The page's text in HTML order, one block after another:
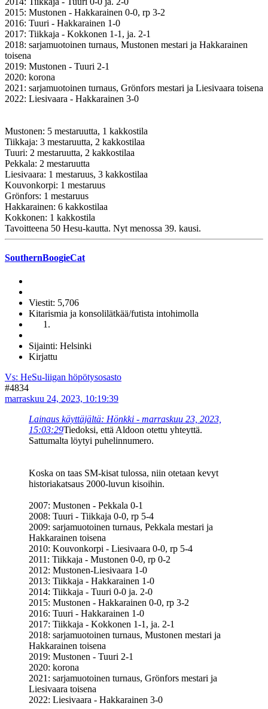
2015: Mustonen - Hakkarainen 0-0, rp 3-2
2016: Tuuri - Hakkarainen 1-0
2017: Tiikkaja - Kokkonen 1-1, ja. 2-1
2018: sarjamuotoinen turnaus, Mustonen mestari ja Hakkarainen
toisena
2019: Mustonen - Tuuri 2-1
2020: korona
2021: sarjamuotoinen turnaus, Grönfors mestari ja Liesivaara toisena
2022: Liesivaara - Hakkarainen 3-0
Mustonen: 5 mestaruutta, 1 kakkostila
Tiikkaja: 3 mestaruutta, 2 kakkostilaa
Tuuri: 2 mestaruutta, 2 kakkostilaa
Pekkala: 2 mestaruutta
Liesivaara: 1 mestaruus, 3 kakkostilaa
Kouvonkorpi: 1 mestaruus
Grönfors: 1 mestaruus
Hakkarainen: 6 kakkostilaa
Kokkonen: 1 kakkostila
Tavoitteena 50 Hesu-kautta. Nyt menossa 39. kausi.
SouthernBoogieCat
Viestit: 5,706
Kitarismia ja konsolilätkää/futista intohimolla
Sijainti: Helsinki
Kirjattu
Vs: HeSu-liigan höpötysosasto
#4834
marraskuu 24, 2023, 10:19:39
Lainaus käyttäjältä: Hönkki - marraskuu 23, 2023,
15:03:29Tiedoksi, että Aldoon otettu yhteyttä.
Sattumalta löytyi puhelinnumero.
Koska on taas SM-kisat tulossa, niin otetaan kevyt
historiakatsaus 2000-luvun kisoihin.
2007: Mustonen - Pekkala 0-1
2008: Tuuri - Tiikkaja 0-0, rp 5-4
2009: sarjamuotoinen turnaus, Pekkala mestari ja
Hakkarainen toisena
2010: Kouvonkorpi - Liesivaara 0-0, rp 5-4
2011: Tiikkaja - Mustonen 0-0, rp 0-2
2012: Mustonen-Liesivaara 1-0
2013: Tiikkaja - Hakkarainen 1-0
2014: Tiikkaja - Tuuri 0-0 ja. 2-0
2015: Mustonen - Hakkarainen 0-0, rp 3-2
2016: Tuuri - Hakkarainen 1-0
2017: Tiikkaja - Kokkonen 1-1, ja. 2-1
2018: sarjamuotoinen turnaus, Mustonen mestari ja
Hakkarainen toisena
2019: Mustonen - Tuuri 2-1
2020: korona
2021: sarjamuotoinen turnaus, Grönfors mestari ja
Liesivaara toisena
2022: Liesivaara - Hakkarainen 3-0